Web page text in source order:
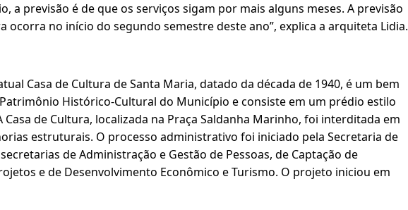
a previsão é de que os serviços sigam por mais alguns meses. A previsão
ocorra no início do segundo semestre deste ano”, explica a arquiteta Lidia.
Casa de Cultura de Santa Maria, datado da década de 1940, é um bem
Histórico-Cultural do Município e consiste em um prédio estilo
de Cultura, localizada na Praça Saldanha Marinho, foi interditada em
estruturais. O processo administrativo foi iniciado pela Secretaria de
de Administração e Gestão de Pessoas, de Captação de
e de Desenvolvimento Econômico e Turismo. O projeto iniciou em